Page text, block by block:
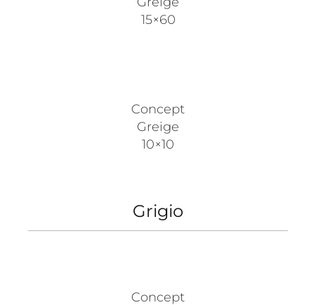
15×60
Concept
Greige
10×10
Grigio
Concept